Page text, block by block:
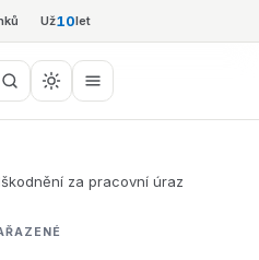
Už10let
za pracovní úraz